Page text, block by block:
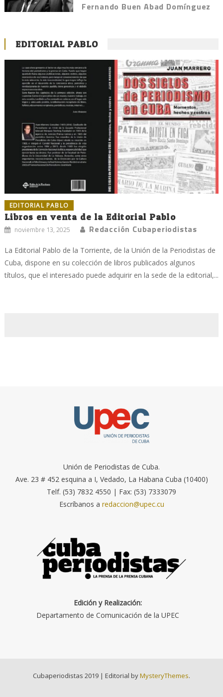
Fernando Buen Abad Domínguez
EDITORIAL PABLO
EDITORIAL PABLO
Libros en venta de la Editorial Pablo
noviembre 13, 2025 Redacción Cubaperiodistas
La Editorial Pablo de la Torriente, de la Unión de la Periodistas de
Cuba, dispone en su colección de libros publicados algunos
títulos, que el interesado puede adquirir en la sede de la editorial,...
Unión de Periodistas de Cuba.
Ave. 23 # 452 esquina a I, Vedado, La Habana Cuba (10400)
Telf. (53) 7832 4550 | Fax: (53) 7333079
Escríbanos a redaccion@upec.cu
Edición y Realización:
Departamento de Comunicación de la UPEC
Cubaperiodistas 2019 | Editorial byMysteryThemes.